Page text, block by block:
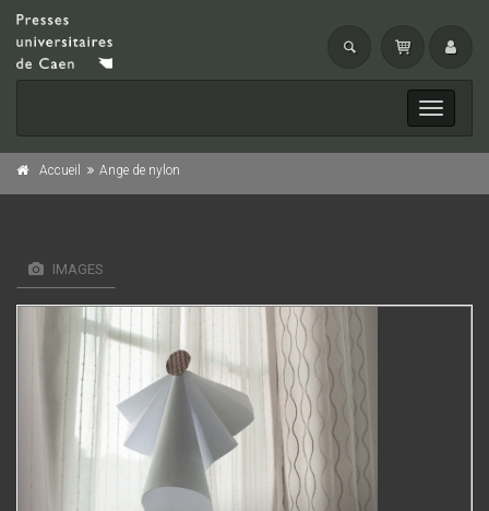
Toggle
Accueil Ange de nylon
IMAGES